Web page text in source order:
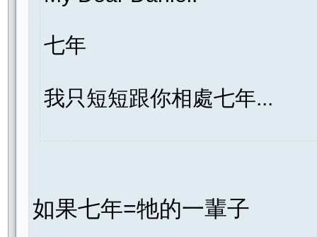
七年
我只短短跟你相處七年...
如果七年=牠的一輩子